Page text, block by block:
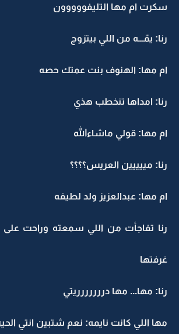
سكرت ام مها التليفووووون
رنا: يمّـــه من اللي بيتزوج
ام مها: الهنوف بنت عمتك حصه
رنا: امداها تنخطب هذي
ام مها: قولي ماشاءالله
رنا: مييييين العريس؟؟؟؟
ام مها: عبدالعزيز ولد لطيفه
رنا تفاجأت من اللي سمعته وراحت
غرفتها
رنا: مها... مها دررررررريتي
مها اللي كانت نايمه: نعم شتبين انتي